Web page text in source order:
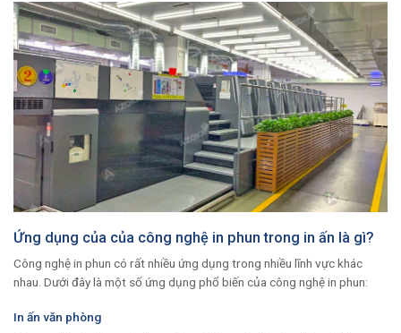
Ứng dụng của của công nghệ in phun trong in ấn là gì?
Công nghệ in phun có rất nhiều ứng dụng trong nhiều lĩnh vực khác
nhau. Dưới đây là một số ứng dụng phổ biến của công nghệ in phun:
In ấn văn phòng